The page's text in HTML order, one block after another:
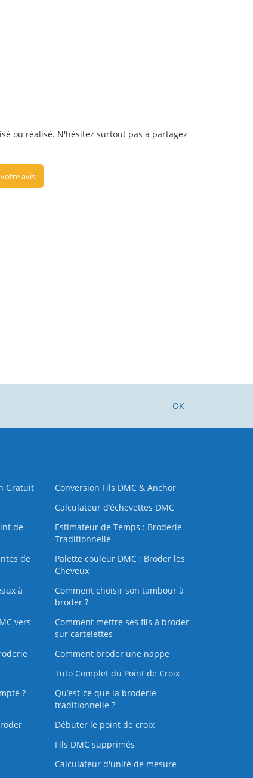
ou réalisé. N'hésitez surtout pas à partagez
avis
OK
Gratuit
Conversion Fils DMC & Anchor
Calculateur d’échevettes DMC
de
Estimateur de Temps : Broderie
Traditionnelle
de
Palette couleur DMC : Broder les
Cheveux
à
Comment choisir son tambour à
broder ?
vers
Comment mettre ses fils à broder
sur cartelettes
Comment broder une nappe
Tuto Complet du Point de Croix
?
Qu’est-ce que la broderie
traditionnelle ?
Débuter le point de croix
Fils DMC supprimés
Calculateur d'unité de mesure